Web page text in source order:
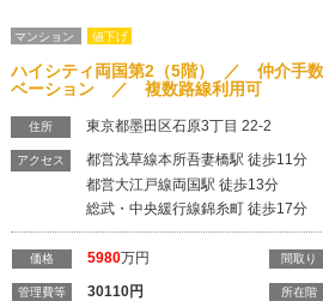
マンション 値下げ
ハイシティ両国第2（5階） ／ 仲介手
ベーション ／ 複数路線利用可
住所 東京都墨田区石原3丁目 22-2
アクセス
都営浅草線本所吾妻橋駅 徒歩11分
都営大江戸線両国駅 徒歩13分
総武・中央緩行線錦糸町 徒歩17分
価格 5980万円
管理費等 30110円
間取り
所在階